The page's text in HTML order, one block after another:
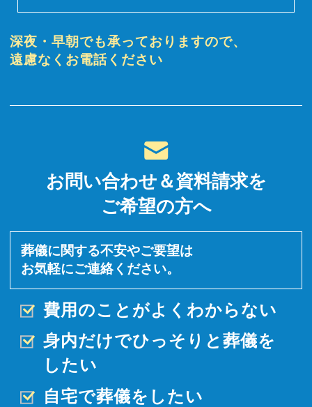
深夜・早朝でも承っておりますので、
遠慮なくお電話ください
お問い合わせ＆資料請求を
ご希望の方へ
葬儀に関する不安やご要望は
お気軽にご連絡ください。
費用のことがよくわからない
身内だけでひっそりと 葬儀を
したい
自宅で葬儀をしたい